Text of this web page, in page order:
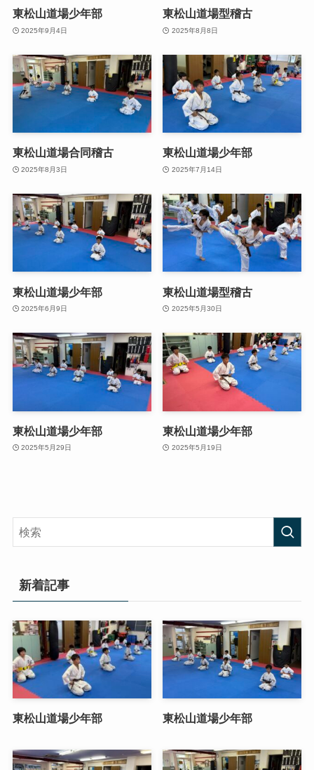
東松山道場少年部
2025年9月4日
東松山道場型稽古
2025年8月8日
東松山道場合同稽古
2025年8月3日
東松山道場少年部
2025年7月14日
東松山道場少年部
2025年6月9日
東松山道場型稽古
2025年5月30日
東松山道場少年部
2025年5月29日
東松山道場少年部
2025年5月19日
新着記事
東松山道場少年部 東松山道場少年部